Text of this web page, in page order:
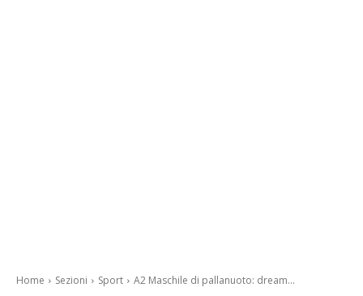
Home Sezioni Sport
A2 Maschile di pallanuoto: dream...